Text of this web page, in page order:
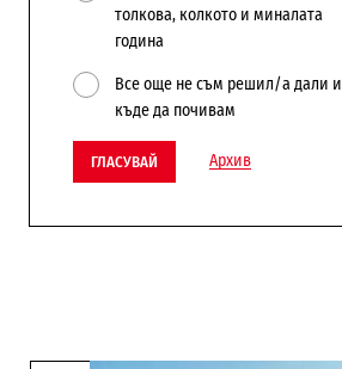
толкова, колкото и миналата
година
Все още не съм решил/а дали и
къде да почивам
ГЛАСУВАЙ Архив